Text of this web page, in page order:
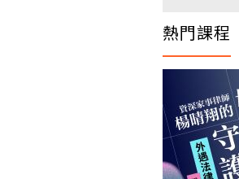
熱門課程